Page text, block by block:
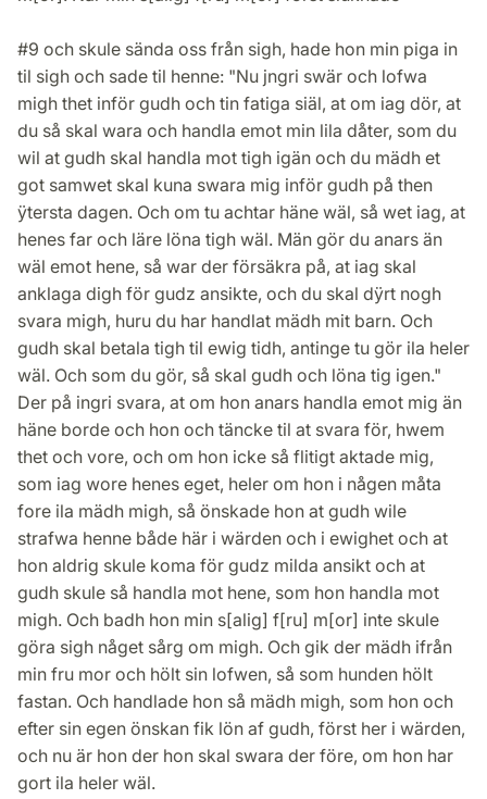
#9 och skule sända oss från sigh, hade hon min piga in
til sigh och sade til henne: "Nu jngri swär och lofwa
migh thet inför gudh och tin fatiga siäl, at om iag dör, at
du så skal wara och handla emot min lila dåter, som du
wil at gudh skal handla mot tigh igän och du mädh et
got samwet skal kuna swara mig inför gudh på then
ÿtersta dagen. Och om tu achtar häne wäl, så wet iag, at
henes far och läre löna tigh wäl. Män gör du anars än
wäl emot hene, så war der försäkra på, at iag skal
anklaga digh för gudz ansikte, och du skal dÿrt nogh
svara migh, huru du har handlat mädh mit barn. Och
gudh skal betala tigh til ewig tidh, antinge tu gör ila heler
wäl. Och som du gör, så skal gudh och löna tig igen."
Der på ingri svara, at om hon anars handla emot mig än
häne borde och hon och täncke til at svara för, hwem
thet och vore, och om hon icke så flitigt aktade mig,
som iag wore henes eget, heler om hon i någen måta
fore ila mädh migh, så önskade hon at gudh wile
strafwa henne både här i wärden och i ewighet och at
hon aldrig skule koma för gudz milda ansikt och at
gudh skule så handla mot hene, som hon handla mot
migh. Och badh hon min s[alig] f[ru] m[or] inte skule
göra sigh någet sårg om migh. Och gik der mädh ifrån
min fru mor och hölt sin lofwen, så som hunden hölt
fastan. Och handlade hon så mädh migh, som hon och
efter sin egen önskan fik lön af gudh, först her i wärden,
och nu är hon der hon skal swara der före, om hon har
gort ila heler wäl.